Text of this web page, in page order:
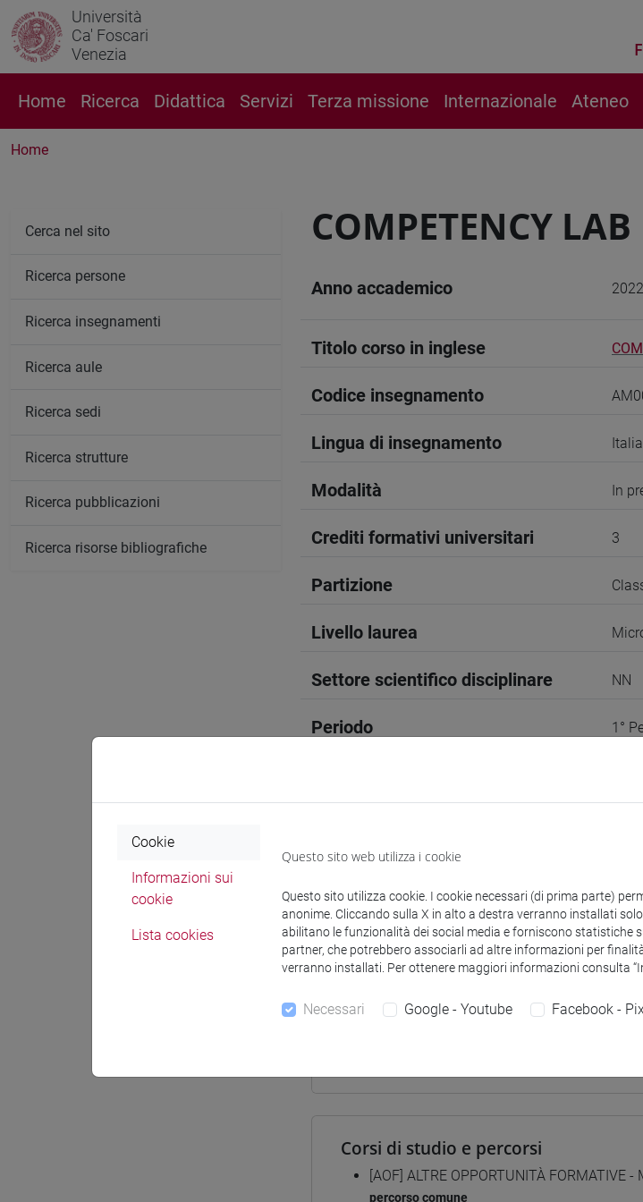
Università
Ca' Foscari
Venezia
Home Ricerca Didattica Servizi Terza missione Internazionale Ateneo
Home
COMPETENCY LAB
Anno accademico
Titolo corso in inglese
Codice insegnamento
Lingua di insegnamento
Modalità In
Crediti formativi universitari 3
Partizione
Livello laurea
Settore scientifico disciplinare NN
Periodo 1°
Docenti e corsi di laurea
Docenti
Corsi di studio e percorsi
[AOF] ALTRE OPPORTUNITÀ FORMATIVE
percorso comune
Cerca nel sito
Ricerca persone
Ricerca insegnamenti
Ricerca aule
Ricerca sedi
Ricerca strutture
Ricerca pubblicazioni
Ricerca risorse bibliografiche
Cookie
Informazioni sui
cookie
Lista cookies
Questo sito web utilizza i cookie
Questo sito utilizza cookie. I cookie necessari (di prima parte)
anonime. Cliccando sulla X in alto a destra verranno installati
abilitano le funzionalità dei social media e forniscono statistiche
partner, che potrebbero associarli ad altre informazioni per
verranno installati. Per ottenere maggiori informazioni consulta
Necessari Google - Youtube Facebook -